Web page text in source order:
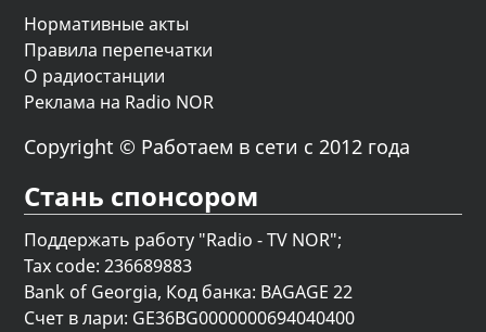
Нормативные акты
Правила перепечатки
О радиостанции
Реклама на Radio NOR
Copyright © Работаем в сети с 2012 года
Стань спонсором
Поддержать работу "Radio - TV NOR";
Tax code: 236689883
Bank of Georgia, Код банка: BAGAGE 22
Счет в лари: GE36BG0000000694040400